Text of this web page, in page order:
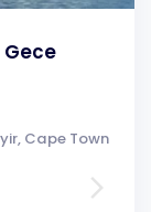
Gece
Cape Town
arrow_forward_ios